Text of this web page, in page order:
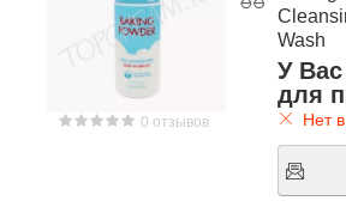
0 отзывов
Wash
У Вас
для
Нет